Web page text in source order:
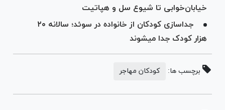
خیابان‌خوابی تا شیوع سل و هپاتیت
جداسازی کودکان از خانواده‏‎ در سوئد؛ سالانه ۲۰
هزار کودک جدا می‎شوند
برچسب ها: کودکان مهاجر